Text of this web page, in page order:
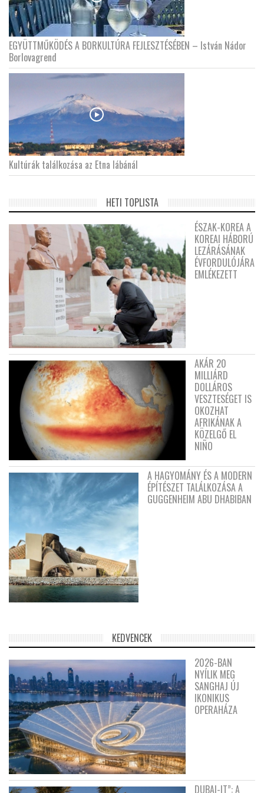
EGYÜTTMŰKÖDÉS A BORKULTÚRA FEJLESZTÉSÉBEN – István Nádor
Borlovagrend
Kultúrák találkozása az Etna lábánál
HETI TOPLISTA
ÉSZAK-KOREA A
KOREAI HÁBORÚ
LEZÁRÁSÁNAK
ÉVFORDULÓJÁRA
EMLÉKEZETT
AKÁR 20
MILLIÁRD
DOLLÁROS
VESZTESÉGET IS
OKOZHAT
AFRIKÁNAK A
KÖZELGŐ EL
NIÑO
A HAGYOMÁNY ÉS A MODERN
ÉPÍTÉSZET TALÁLKOZÁSA A
GUGGENHEIM ABU DHABIBAN
KEDVENCEK
2026-BAN
NYÍLIK MEG
SANGHAJ ÚJ
IKONIKUS
OPERAHÁZA
DUBAI-IT”: A